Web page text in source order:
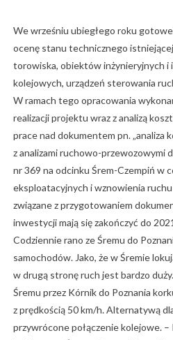
We wrześniu ubiegłego roku
ocenę stanu technicznego
torowiska, obiektów inżynieryjnych i
kolejowych, urządzeń sterowania
W ramach tego opracowania
realizacji projektu wraz z analizą
prace nad dokumentem pn. „analiza
z analizami ruchowo-przewozowymi
nr 369 na odcinku Śrem-Czempiń w
eksploatacyjnych i wznowienia
związane z przygotowaniem
inwestycji mają się zakończyć do
Codziennie rano ze Śremu do
samochodów. Jako, że w Śremie
w drugą stronę ruch jest bardzo
Śremu przez Kórnik do Poznania
z prędkością 50 km/h. Alternatywą
przywrócone połączenie kolejowe. –